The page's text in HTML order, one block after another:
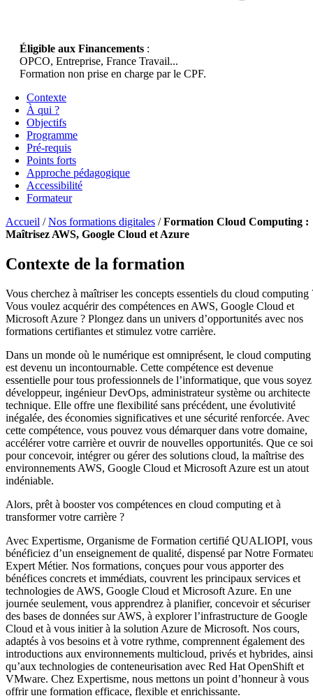
Éligible aux Financements :
OPCO, Entreprise, France Travail...
Formation non prise en charge par le CPF.
Contexte
À qui ?
Objectifs
Programme
Pré-requis
Points forts
Approche pédagogique
Accessibilité
Formateur
Accueil /Nos formations digitales /Formation Cloud Computing :
Maîtrisez AWS, Google Cloud et Azure
Contexte de la formation
Vous cherchez à maîtriser les concepts essentiels du cloud computing
Vous voulez acquérir des compétences en AWS, Google Cloud et
Microsoft Azure ? Plongez dans un univers d’opportunités avec nos
formations certifiantes et stimulez votre carrière.
Dans un monde où le numérique est omniprésent, le cloud computing
est devenu un incontournable. Cette compétence est devenue
essentielle pour tous professionnels de l’informatique, que vous soyez
développeur, ingénieur DevOps, administrateur système ou architecte
technique. Elle offre une flexibilité sans précédent, une évolutivité
inégalée, des économies significatives et une sécurité renforcée. Avec
cette compétence, vous pouvez vous démarquer dans votre domaine,
accélérer votre carrière et ouvrir de nouvelles opportunités. Que ce
pour concevoir, intégrer ou gérer des solutions cloud, la maîtrise des
environnements AWS, Google Cloud et Microsoft Azure est un atout
indéniable.
Alors, prêt à booster vos compétences en cloud computing et à
transformer votre carrière ?
Avec Expertisme, Organisme de Formation certifié QUALIOPI, vous
bénéficiez d’un enseignement de qualité, dispensé par Notre
Expert Métier. Nos formations, conçues pour vous apporter des
bénéfices concrets et immédiats, couvrent les principaux services et
technologies de AWS, Google Cloud et Microsoft Azure. En une
journée seulement, vous apprendrez à planifier, concevoir et sécuriser
des bases de données sur AWS, à explorer l’infrastructure de Google
Cloud et à vous initier à la solution Azure de Microsoft. Nos cours,
adaptés à vos besoins et à votre rythme, comprennent également des
introductions aux environnements multicloud, privés et hybrides, ainsi
qu’aux technologies de conteneurisation avec Red Hat OpenShift et
VMware. Chez Expertisme, nous mettons un point d’honneur à vous
offrir une formation efficace, flexible et enrichissante.